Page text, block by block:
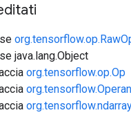
java.lang.Object
org.tensorflow.op.Op